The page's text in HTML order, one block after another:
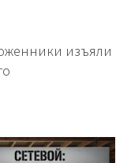
изъяли